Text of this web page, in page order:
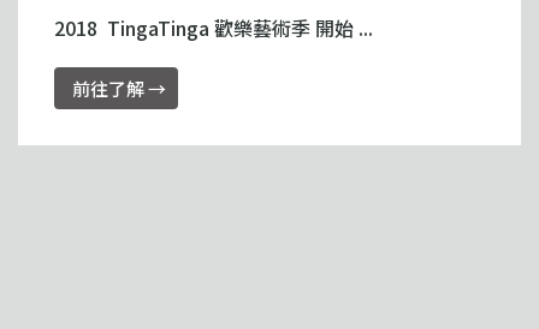
2018 TingaTinga 歡樂藝術季 開始 ...
前往了解 →